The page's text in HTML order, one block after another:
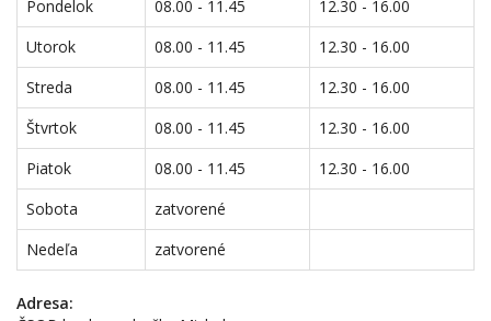
Pondelok 08.00 - 11.45
12.30 - 16.00
Utorok
08.00 - 11.45
12.30 - 16.00
Streda
08.00 - 11.45
12.30 - 16.00
Štvrtok
08.00 - 11.45
12.30 - 16.00
Piatok
08.00 - 11.45
12.30 - 16.00
Sobota
zatvorené
Nedeľa
zatvorené
Adresa: